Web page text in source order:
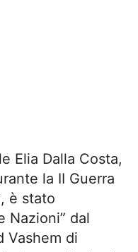
Elia Dalla Costa,
la II Guerra
è stato
Nazioni” dal
Vashem di